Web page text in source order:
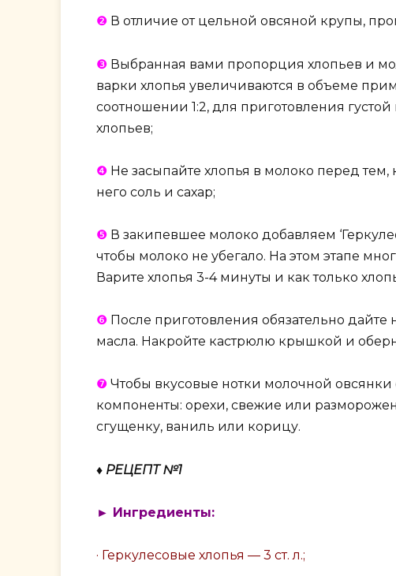
❷ В отличие от цельной овсяной крупы,
❸ Выбранная вами пропорция хлопьев и
варки хлопья увеличиваются в объеме
соотношении 1:2, для приготовления
хлопьев;
❹ Не засыпайте хлопья в молоко перед
него соль и сахар;
❺ В закипевшее молоко добавляем
чтобы молоко не убегало. На этом этапе
Варите хлопья 3-4 минуты и как только
❻ После приготовления обязательно
масла. Накройте кастрюлю крышкой и
❼ Чтобы вкусовые нотки молочной овсянки
компоненты: орехи, свежие или
сгущенку, ваниль или корицу.
♦ РЕЦЕПТ №1
► Ингредиенты:
· Геркулесовые хлопья — 3 ст. л.;